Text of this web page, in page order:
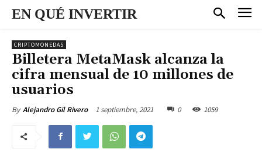
EN QUÉ INVERTIR
CRIPTOMONEDAS
Billetera MetaMask alcanza la
cifra mensual de 10 millones de
usuarios
By Alejandro Gil Rivero 1 septiembre, 2021 0 1059